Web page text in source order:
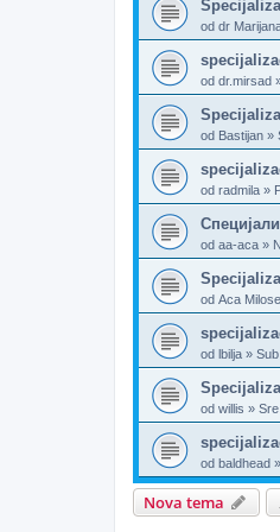
od dr
od dr.mirsad
od Bastijan »
od radmila »
od aa-aca »
od Aca
od lbilja »
od willis »
od baldhead »
Nova tema